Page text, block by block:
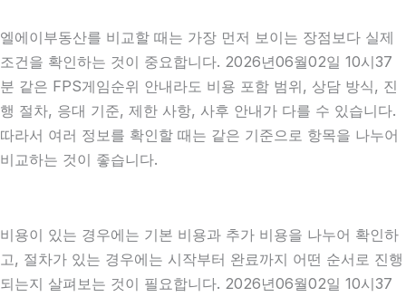
엘에이부동산를 비교할 때는 가장 먼저 보이는 장점보다 실제
조건을 확인하는 것이 중요합니다. 2026년06월02일 10시37
분 같은 FPS게임순위 안내라도 비용 포함 범위, 상담 방식, 진
행 절차, 응대 기준, 제한 사항, 사후 안내가 다를 수 있습니다.
따라서 여러 정보를 확인할 때는 같은 기준으로 항목을 나누어
비교하는 것이 좋습니다.
비용이 있는 경우에는 기본 비용과 추가 비용을 나누어 확인하
고, 절차가 있는 경우에는 시작부터 완료까지 어떤 순서로 진행
되는지 살펴보는 것이 필요합니다. 2026년06월02일 10시37